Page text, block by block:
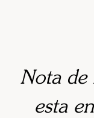
Nota de
esta